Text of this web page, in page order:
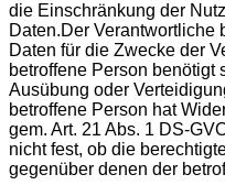
die Einschränkung der
Daten.Der Verantwortliche
Daten für die Zwecke der
betroffene Person benötigt
Ausübung oder
betroffene Person hat
gem. Art. 21 Abs. 1 DS-
nicht fest, ob die
gegenüber denen der